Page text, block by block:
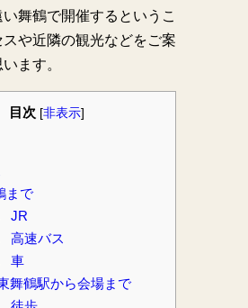
舞鶴で開催するというこ
スや近隣の観光などをご案
ます。
目次 [非表示]
まで
JR
高速バス
車
舞鶴駅から会場まで